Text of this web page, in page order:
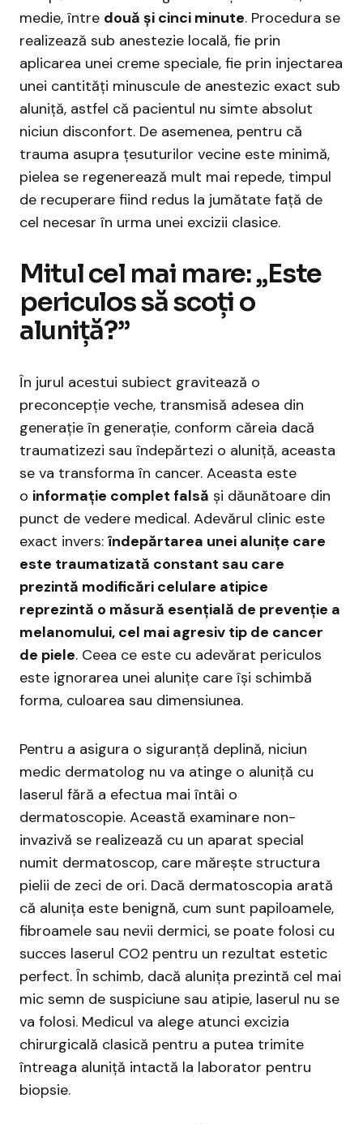
medie, între două și cinci minute. Procedura se
realizează sub anestezie locală, fie prin
aplicarea unei creme speciale, fie prin injectarea
unei cantități minuscule de anestezic exact sub
aluniță, astfel că pacientul nu simte absolut
niciun disconfort. De asemenea, pentru că
trauma asupra țesuturilor vecine este minimă,
pielea se regenerează mult mai repede, timpul
de recuperare fiind redus la jumătate față de
cel necesar în urma unei excizii clasice.
Mitul cel mai mare: „Este
periculos să scoți o
aluniță?”
În jurul acestui subiect gravitează o
preconcepție veche, transmisă adesea din
generație în generație, conform căreia dacă
traumatizezi sau îndepărtezi o aluniță, aceasta
se va transforma în cancer. Aceasta este
o informație complet falsă și dăunătoare din
punct de vedere medical. Adevărul clinic este
exact invers: îndepărtarea unei alunițe care
este traumatizată constant sau care
prezintă modificări celulare atipice
reprezintă o măsură esențială de prevenție a
melanomului, cel mai agresiv tip de cancer
de piele. Ceea ce este cu adevărat periculos
este ignorarea unei alunițe care își schimbă
forma, culoarea sau dimensiunea.
Pentru a asigura o siguranță deplină, niciun
medic dermatolog nu va atinge o aluniță cu
laserul fără a efectua mai întâi o
dermatoscopie. Această examinare non-
invazivă se realizează cu un aparat special
numit dermatoscop, care mărește structura
pielii de zeci de ori. Dacă dermatoscopia arată
că alunița este benignă, cum sunt papiloamele,
fibroamele sau nevii dermici, se poate folosi cu
succes laserul CO2 pentru un rezultat estetic
perfect. În schimb, dacă alunița prezintă cel mai
mic semn de suspiciune sau atipie, laserul nu se
va folosi. Medicul va alege atunci excizia
chirurgicală clasică pentru a putea trimite
întreaga aluniță intactă la laborator pentru
biopsie.